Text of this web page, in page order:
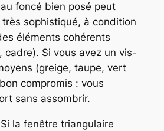
foncé bien posé peut
sophistiqué, à condition
éléments cohérents
cadre). Si vous avez un vis-
(greige, taupe, vert
compromis : vous
sans assombrir.
Si la fenêtre triangulaire